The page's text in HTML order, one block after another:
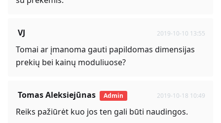
VJ 2019-10-10 13:55
Tomai ar įmanoma gauti papildomas dimensijas
prekių bei kainų moduliuose?
Tomas Aleksiejūnas Admin 2019-10-18 10:49
Reiks pažiūrėt kuo jos ten gali būti naudingos.